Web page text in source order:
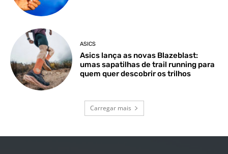
ASICS
Asics lança as novas Blazeblast:
umas sapatilhas de trail running para
quem quer descobrir os trilhos
Carregar mais